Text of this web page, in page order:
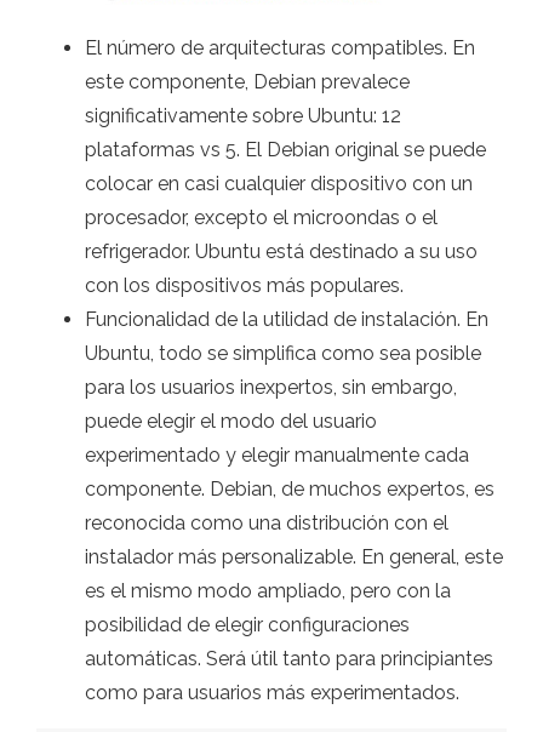
El número de arquitecturas compatibles. En
este componente, Debian prevalece
significativamente sobre Ubuntu: 12
plataformas vs 5. El Debian original se puede
colocar en casi cualquier dispositivo con un
procesador, excepto el microondas o el
refrigerador. Ubuntu está destinado a su uso
con los dispositivos más populares.
Funcionalidad de la utilidad de instalación. En
Ubuntu, todo se simplifica como sea posible
para los usuarios inexpertos, sin embargo,
puede elegir el modo del usuario
experimentado y elegir manualmente cada
componente. Debian, de muchos expertos, es
reconocida como una distribución con el
instalador más personalizable. En general, este
es el mismo modo ampliado, pero con la
posibilidad de elegir configuraciones
automáticas. Será útil tanto para principiantes
como para usuarios más experimentados.